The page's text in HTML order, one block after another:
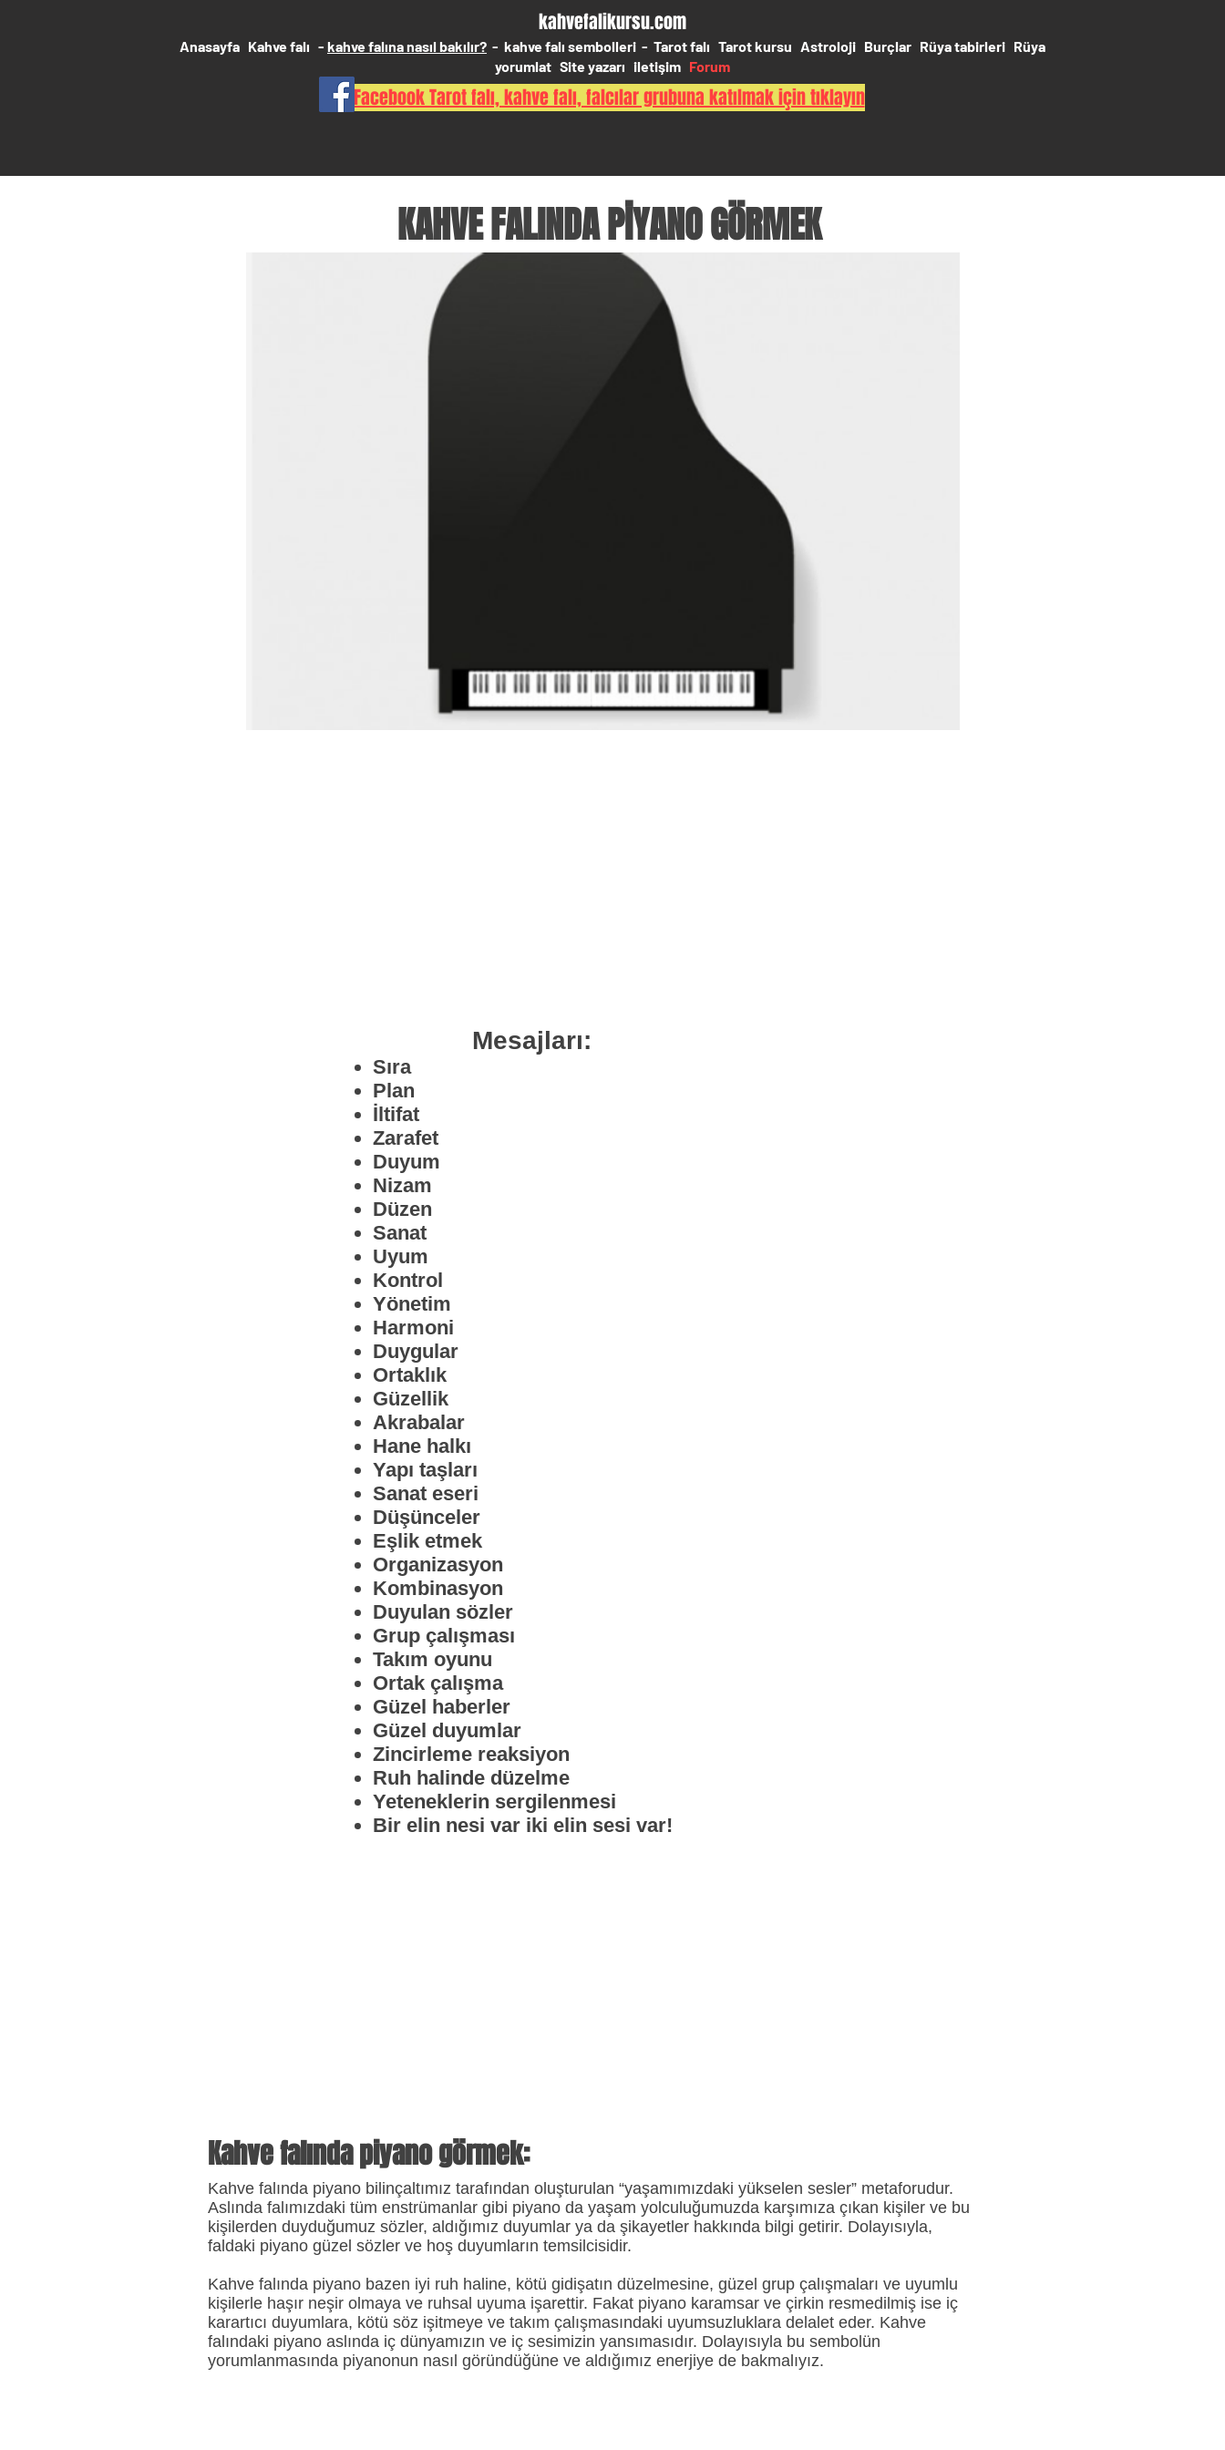
kahvefalikursu.com
Anasayfa Kahve falı - kahve falına nasıl bakılır? - kahve falı sembolleri - Tarot falı Tarot kursu Astroloji Burçlar Rüya tabirleri Rüya
yorumlat Site yazarı iletişim Forum
Facebook Tarot falı, kahve falı, falcılar grubuna katılmak için tıklayın
KAHVE FALINDA PİYANO GÖRMEK
Mesajları:
Sıra
Plan
İltifat
Zarafet
Duyum
Nizam
Düzen
Sanat
Uyum
Kontrol
Yönetim
Harmoni
Duygular
Ortaklık
Güzellik
Akrabalar
Hane halkı
Yapı taşları
Sanat eseri
Düşünceler
Eşlik etmek
Organizasyon
Kombinasyon
Duyulan sözler
Grup çalışması
Takım oyunu
Ortak çalışma
Güzel haberler
Güzel duyumlar
Zincirleme reaksiyon
Ruh halinde düzelme
Yeteneklerin sergilenmesi
Bir elin nesi var iki elin sesi var!
Kahve falında piyano görmek:
Kahve falında piyano bilinçaltımız tarafından oluşturulan “yaşamımızdaki yükselen sesler” metaforudur.
Aslında falımızdaki tüm enstrümanlar gibi piyano da yaşam yolculuğumuzda karşımıza çıkan kişiler ve bu
kişilerden duyduğumuz sözler, aldığımız duyumlar ya da şikayetler hakkında bilgi getirir. Dolayısıyla,
faldaki piyano güzel sözler ve hoş duyumların temsilcisidir.
Kahve falında piyano bazen iyi ruh haline, kötü gidişatın düzelmesine, güzel grup çalışmaları ve uyumlu
kişilerle haşır neşir olmaya ve ruhsal uyuma işarettir. Fakat piyano karamsar ve çirkin resmedilmiş ise iç
karartıcı duyumlara, kötü söz işitmeye ve takım çalışmasındaki uyumsuzluklara delalet eder. Kahve
falındaki piyano aslında iç dünyamızın ve iç sesimizin yansımasıdır. Dolayısıyla bu sembolün
yorumlanmasında piyanonun nasıl göründüğüne ve aldığımız enerjiye de bakmalıyız.